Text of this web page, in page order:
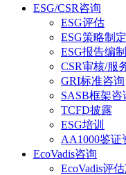
ESG/CSR咨询
ESG评估
ESG策略制定
ESG报告编制
CSR审核/服
GRI标准咨询
SASB框架咨
TCFD披露
ESG培训
AA1000鉴证
EcoVadis咨询
EcoVadis评